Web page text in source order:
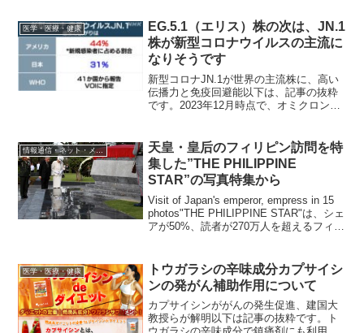
医学・医療・健康
EG.5.1（エリス）株の次は、JN.1
株が新型コロナウイルスの主流に
なりそうです
新型コロナJN.1が世界の主流株に、高い
伝播力と免疫回避能以下は、記事の抜粋
です。2023年12月時点で、オミクロン株
により「注目すべき変異株（VOI...
情報通信・ネット・メディア
天皇・皇后のフィリピン訪問を特
集した”THE PHILIPPINE
STAR”の写真特集から
Visit of Japan's emperor, empress in 15
photos"THE PHILIPPINE STAR"は、シェ
アが50%、読者が270万人を超えるフィリ
医学・医療・健康
トウガラシの辛味成分カプサイシ
ンの発がん補助作用について
カプサイシンががんの発生促進、建国大
教授らが解明以下は記事の抜粋です。ト